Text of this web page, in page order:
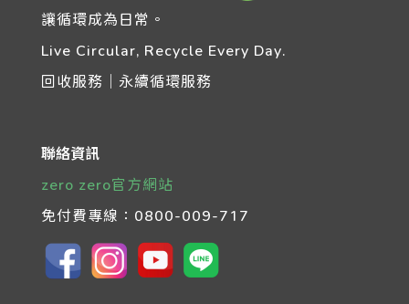
讓循環成為日常。
Live Circular, Recycle Every Day.
回收服務｜永續循環服務
聯絡資訊
zero zero官方網站
免付費專線： 0800-009-717